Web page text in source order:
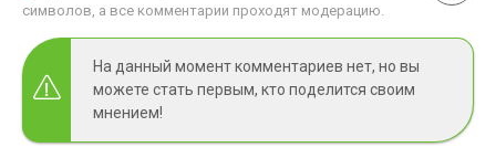
символов, а все комментарии проходят модерацию.
На данный момент комментариев нет, но вы
можете стать первым, кто поделится своим
мнением!